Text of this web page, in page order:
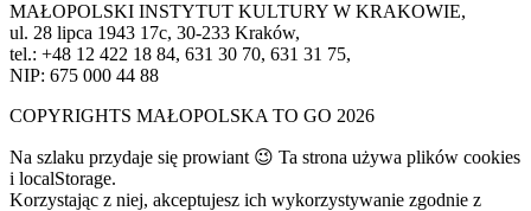
MAŁOPOLSKI INSTYTUT KULTURY W KRAKOWIE,
ul. 28 lipca 1943 17c, 30-233 Kraków,
tel.: +48 12 422 18 84, 631 30 70, 631 31 75,
NIP: 675 000 44 88
COPYRIGHTS MAŁOPOLSKA TO GO 2026
Na szlaku przydaje się prowiant 😉 Ta strona używa plików cookies
i localStorage.
Korzystając z niej, akceptujesz ich wykorzystywanie zgodnie z